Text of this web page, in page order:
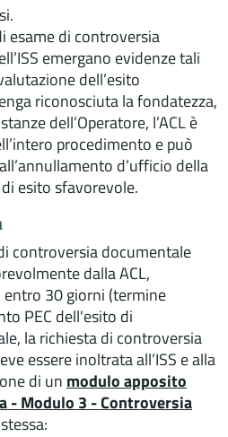
esame di controversia
emergano evidenze tali
dell’esito
riconosciuta la fondatezza,
dell’Operatore, l’ACL è
procedimento e può
d’ufficio della
esito sfavorevole.
controversia documentale
dalla ACL,
entro 30 giorni (termine
PEC dell'esito di
la richiesta di controversia
essere inoltrata all’ISS e alla
di un modulo apposito
- Modulo 3 - Controversia